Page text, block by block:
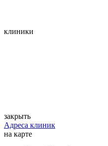
клиники
закрыть
Адреса клиник
на карте